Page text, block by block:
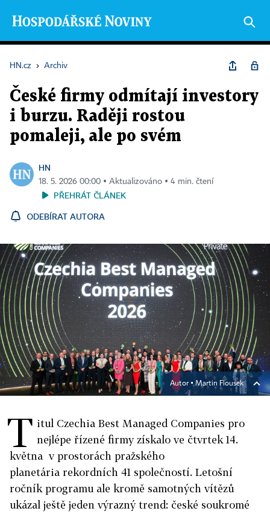
HN.cz › Archiv
České firmy odmítají investory
i burzu. Raději rostou
pomaleji, ale po svém
HN
18. 5. 2026 00:00 ▪ Aktualizováno ▪ 4 min. čtení
PŘEHRÁT ČLÁNEK
ODEBÍRAT AUTORA
Autor ▪Martin Flousek
T itul Czechia Best Managed Companies pro
nejlépe řízené firmy získalo ve čtvrtek 14.
května v prostorách pražského
planetária rekordních 41 společností. Letošní
ročník programu ale kromě samotných vítězů
ukázal ještě jeden výrazný trend: české soukromé